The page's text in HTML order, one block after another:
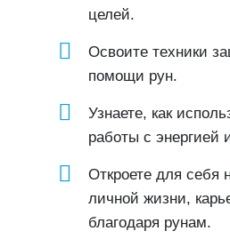
целей.
Освоите техники
помощи рун.
Узнаете, как
работы с энергией
Откроете для себя
личной жизни,
благодаря рунам.